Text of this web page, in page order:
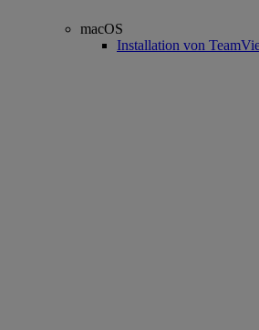
macOS
Installation von